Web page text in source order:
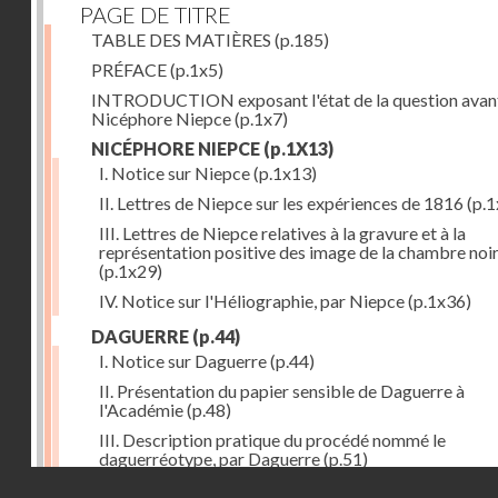
PAGE DE TITRE
TABLE DES MATIÈRES (p.185)
PRÉFACE(p.1x5)
INTRODUCTION exposant l'état de la question
Nicéphore Niepce(p.1x7)
NICÉPHORE NIEPCE (p.1X13)
I. Notice sur Niepce(p.1x13)
II. Lettres de Niepce sur les expériences de 1816
III. Lettres de Niepce relatives à la gravure et à la
représentation positive des image de la chambre
(p.1x29)
IV. Notice sur l'Héliographie, par Niepce(p.1x36)
DAGUERRE (p.44)
I. Notice sur Daguerre(p.44)
II. Présentation du papier sensible de Daguerre à
l'Académie(p.48)
III. Description pratique du procédé nommé le
daguerréotype, par Daguerre(p.51)